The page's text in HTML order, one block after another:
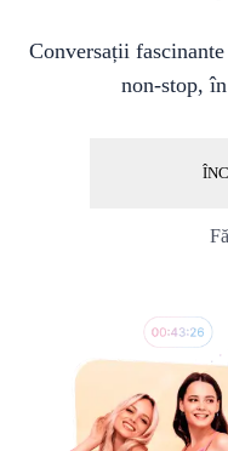
Conversații
non-stop,